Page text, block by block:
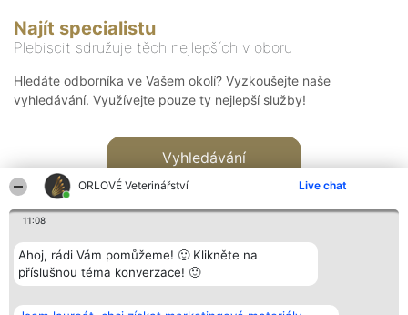
ORLOVÉ Veterinářství Live chat
11:08
Ahoj, rádi Vám pomůžeme! 🙂 Klikněte na
příslušnou téma konverzace! 🙂
Najít specialistu
Plebiscit sdružuje těch nejlepších v oboru
Hledáte odborníka ve Vašem okolí? Vyzkoušejte naše
vyhledávání. Využívejte pouze ty nejlepší služby!
Vyhledávání
Bright Side Solutions sp. z o.
Vítězové
Kontakt